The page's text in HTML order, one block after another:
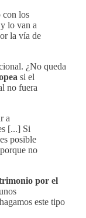
con los
lo van a
la vía de
¿No queda
si el
no fuera
a
[...] Si
posible
no
por el
este tipo